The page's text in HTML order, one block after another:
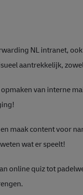
NL intranet,
aantrekkelijk,
van interne
maak content voor
wat er speelt!
online quiz tot